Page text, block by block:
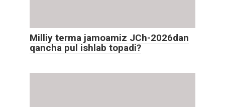
Milliy terma jamoamiz JCh-2026dan
qancha pul ishlab topadi?